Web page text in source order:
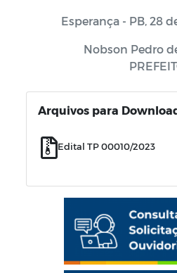
Esperança - PB, 28
Nobson Pedro
Arquivos para
Edital TP 00010/2023